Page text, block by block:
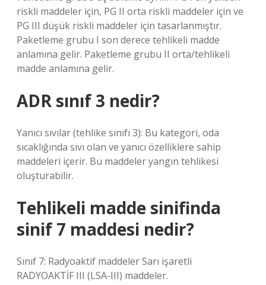
riskli maddeler için, PG II orta riskli maddeler için ve
PG III düşük riskli maddeler için tasarlanmıştır.
Paketleme grubu I son derece tehlikeli madde
anlamına gelir. Paketleme grubu II orta/tehlikeli
madde anlamına gelir.
ADR sınıf 3 nedir?
Yanıcı sıvılar (tehlike sınıfı 3): Bu kategori, oda
sıcaklığında sıvı olan ve yanıcı özelliklere sahip
maddeleri içerir. Bu maddeler yangın tehlikesi
oluşturabilir.
Tehlikeli madde sinifinda
sinif 7 maddesi nedir?
Sınıf 7: Radyoaktif maddeler Sarı işaretli
RADYOAKTİF III (LSA-III) maddeler.